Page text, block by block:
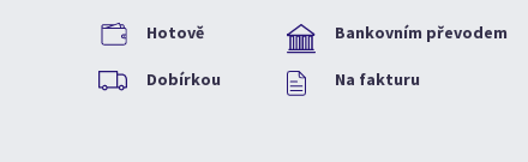
Hotově Bankovním převodem
Dobírkou Na fakturu